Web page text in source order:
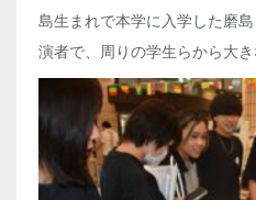
島生まれで本学に入学した磨
演者で、周りの学生らから大